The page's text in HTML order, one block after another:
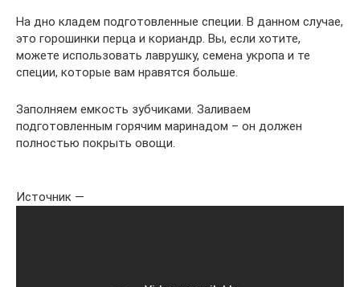
На дно кладем подготовленные специи. В данном случае,
это горошинки перца и кориандр. Вы, если хотите,
можете использовать лаврушку, семена укропа и те
специи, которые вам нравятся больше.
Заполняем емкость зубчиками. Заливаем
подготовленным горячим маринадом – он должен
полностью покрыть овощи.
Источник —